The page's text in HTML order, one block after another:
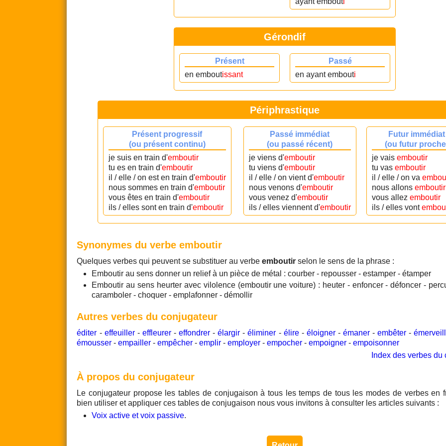
Gérondif
Présent
en emboutissant
Passé
en ayant embouti
Périphrastique
Présent progressif
(ou présent continu)
je suis en train d'emboutir
tu es en train d'emboutir
il / elle / on est en train d'emboutir
nous sommes en train d'emboutir
vous êtes en train d'emboutir
ils / elles sont en train d'emboutir
Passé immédiat
(ou passé récent)
je viens d'emboutir
tu viens d'emboutir
il / elle / on vient d'emboutir
nous venons d'emboutir
vous venez d'emboutir
ils / elles viennent d'emboutir
Futur immédiat
(ou futur
je vais emboutir
tu vas emboutir
il / elle / on va
nous allons emboutir
vous allez emboutir
ils / elles vont
Synonymes du verbe emboutir
Quelques verbes qui peuvent se substituer au verbeemboutir selon le sens de la phrase :
Emboutir au sens donner un relief à un pièce de métal : courber - repousser - estamper - étamper
Emboutir au sens heurter avec vilolence (emboutir une voiture) : heuter - enfoncer - défoncer -
caramboler - choquer - emplafonner - démollir
Autres verbes du conjugateur
éditer - effeuiller- effleurer-effondrer -élargir -éliminer - élire- éloigner-émaner -embêter -
émousser -empailler -empêcher -emplir -employer -empocher -empoigner -empoisonner
Index des verbes du
À propos du conjugateur
Le conjugateur propose les tables de conjugaison à tous les temps de tous les modes de verbes en
bien utiliser et appliquer ces tables de conjugaison nous vous invitons à consulter les articles suivants :
Voix active et voix passive.